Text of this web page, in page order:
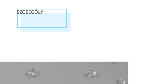
SZCZEGÓŁY